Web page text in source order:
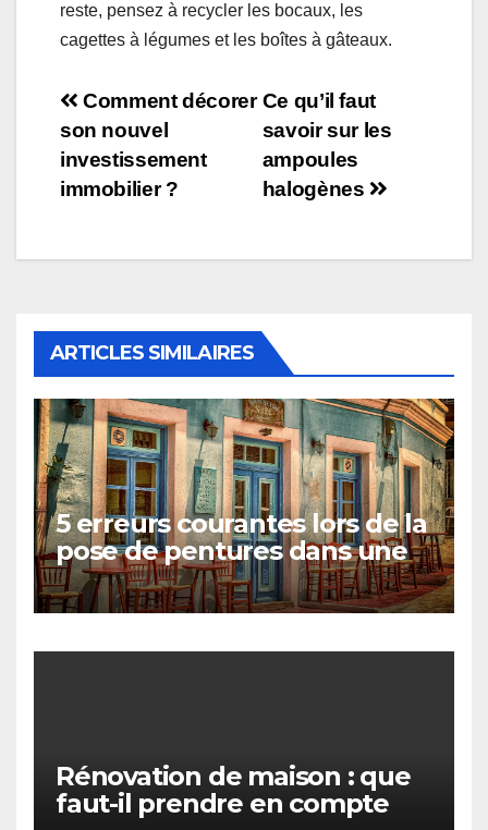
reste, pensez à recycler les bocaux, les
cagettes à légumes et les boîtes à gâteaux.
Navigation
de
l’article
Ce qu’il faut
savoir sur les
ampoules
halogènes
Comment décorer
son nouvel
investissement
immobilier ?
ARTICLES SIMILAIRES
5 erreurs courantes lors de la
pose de pentures dans une
maison
Rénovation de maison : que
faut-il prendre en compte